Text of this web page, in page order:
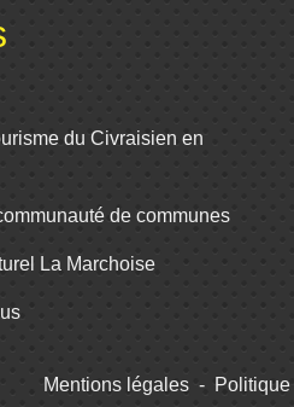
du Civraisien en
de communes
La Marchoise
Mentions légales -